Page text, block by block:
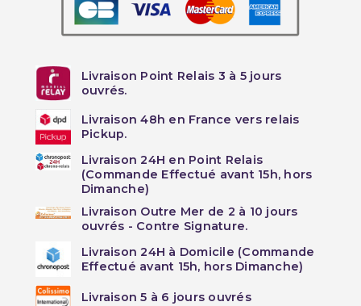
Livraison Point Relais 3 à 5 jours
ouvrés.
Livraison 48h en France vers relais
Pickup.
Livraison 24H en Point Relais
(Commande Effectué avant 15h, hors
Dimanche)
Livraison Outre Mer de 2 à 10 jours
ouvrés - Contre Signature.
Livraison 24H à Domicile (Commande
Effectué avant 15h, hors Dimanche)
Livraison 5 à 6 jours ouvrés